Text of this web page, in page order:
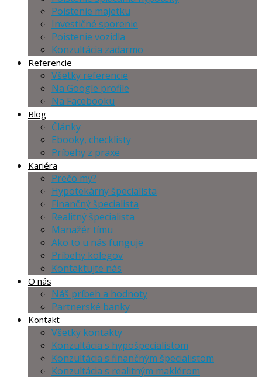
Poistenie majetku
Investičné sporenie
Poistenie vozidla
Konzultácia zadarmo
Referencie
Všetky referencie
Na Google profile
Na Facebooku
Blog
Články
Ebooky, checklisty
Príbehy z praxe
Kariéra
Prečo my?
Hypotekárny špecialista
Finančný špecialista
Realitný špecialista
Manažér tímu
Ako to u nás funguje
Príbehy kolegov
Kontaktujte nás
O nás
Náš príbeh a hodnoty
Partnerské banky
Kontakt
Všetky kontakty
Konzultácia s hypošpecialistom
Konzultácia s finančným špecialistom
Konzultácia s realitným maklérom